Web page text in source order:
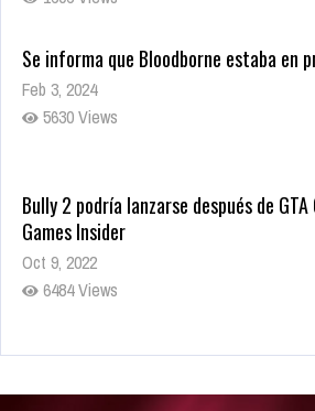
Se informa que Bloodborne estaba en
Feb 3, 2024
5630 Views
Bully 2 podría lanzarse después de
Games Insider
Oct 9, 2022
6484 Views
Rumor: Se filtran los primeros detalles